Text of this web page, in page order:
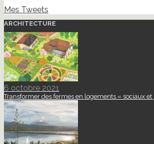
Mes Tweets
ARCHITECTURE
6 octobre 2021
Transformer des fermes en logements « sociaux et